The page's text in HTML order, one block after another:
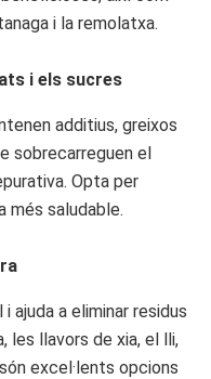
i la remolatxa.
i els sucres
additius, greixos
sobrecarreguen el
Opta per
més saludable.
a eliminar residus
les llavors de xia, el lli,
excel·lents opcions